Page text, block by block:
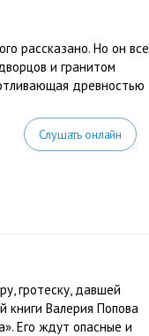
рассказано. Но он все
и гранитом
древностью
Слушать онлайн
гротеску, давшей
книги Валерия Попова
Его ждут опасные и